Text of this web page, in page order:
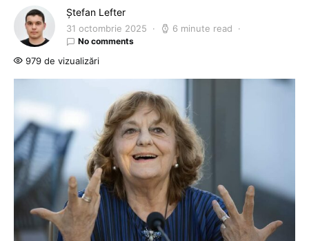
Ștefan Lefter
31 octombrie 2025 6 minute read
No comments
979 de vizualizări